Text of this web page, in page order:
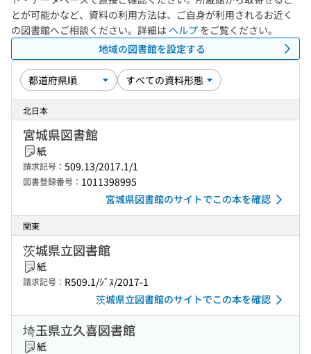
とが可能かなど、資料の利用方法は、ご自身が利用されるお近く
の図書館へご相談ください。詳細は ヘルプ をご覧ください。
地域の図書館を設定する
北日本
宮城県図書館
紙
請求記号： 509.13/2017.1/1
図書登録番号： 1011398995
宮城県図書館のサイトでこの本を確認
関東
茨城県立図書館
紙
請求記号： R509.1/ｼﾞｽ/2017-1
茨城県立図書館のサイトでこの本を確認
埼玉県立久喜図書館
紙